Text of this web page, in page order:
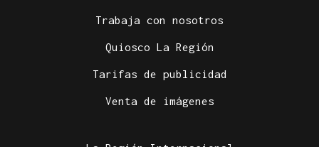
Trabaja con nosotros
Quiosco La Región
Tarifas de publicidad
Venta de imágenes